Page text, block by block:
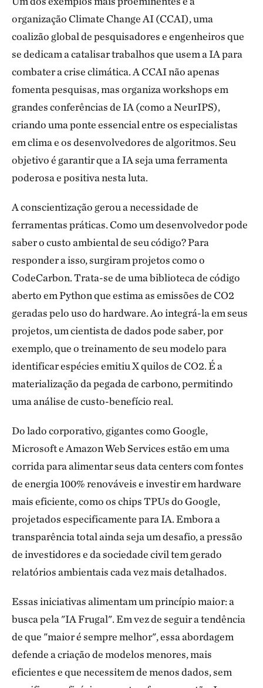
organização Climate Change AI (CCAI), uma
coalizão global de pesquisadores e engenheiros que
se dedicam a catalisar trabalhos que usem a IA para
combater a crise climática. A CCAI não apenas
fomenta pesquisas, mas organiza workshops em
grandes conferências de IA (como a NeurIPS),
criando uma ponte essencial entre os especialistas
em clima e os desenvolvedores de algoritmos. Seu
objetivo é garantir que a IA seja uma ferramenta
poderosa e positiva nesta luta.
A conscientização gerou a necessidade de
ferramentas práticas. Como um desenvolvedor pode
saber o custo ambiental de seu código? Para
responder a isso, surgiram projetos como o
CodeCarbon. Trata-se de uma biblioteca de código
aberto em Python que estima as emissões de CO2
geradas pelo uso do hardware. Ao integrá-la em seus
projetos, um cientista de dados pode saber, por
exemplo, que o treinamento de seu modelo para
identificar espécies emitiu X quilos de CO2. É a
materialização da pegada de carbono, permitindo
uma análise de custo-benefício real.
Do lado corporativo, gigantes como Google,
Microsoft e Amazon Web Services estão em uma
corrida para alimentar seus data centers com fontes
de energia 100% renováveis e investir em hardware
mais eficiente, como os chips TPUs do Google,
projetados especificamente para IA. Embora a
transparência total ainda seja um desafio, a pressão
de investidores e da sociedade civil tem gerado
relatórios ambientais cada vez mais detalhados.
Essas iniciativas alimentam um princípio maior: a
busca pela "IA Frugal". Em vez de seguir a tendência
de que "maior é sempre melhor", essa abordagem
defende a criação de modelos menores, mais
eficientes e que necessitem de menos dados, sem